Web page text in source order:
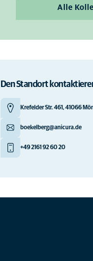
Alle
Den Standort
Krefelder Str. 461, 41066
boekelberg@anicura.de
+49 2161 92 60 20